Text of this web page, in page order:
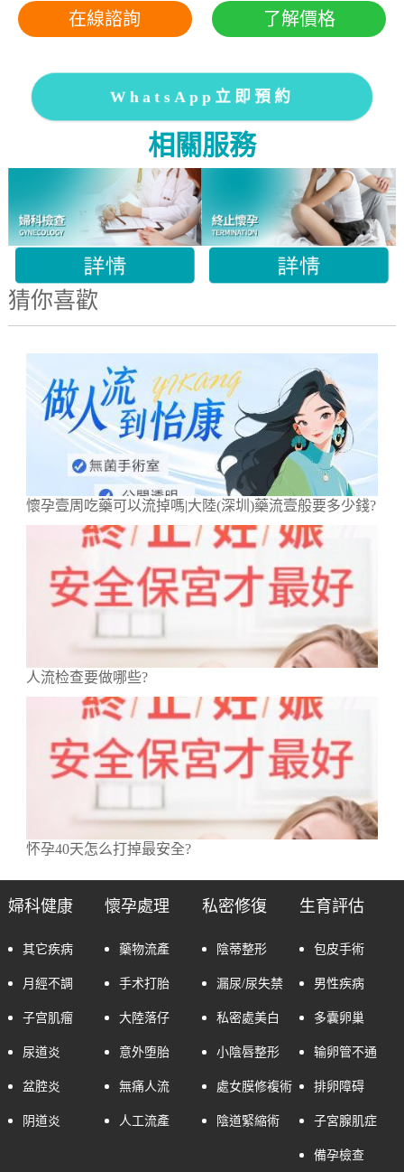
在線諮詢 了解價格
WhatsApp立即預約
相關服務
猜你喜歡
懷孕壹周吃藥可以流掉嗎|大陸(深圳)藥流壹般要多少錢?
人流检查要做哪些?
怀孕40天怎么打掉最安全?
婦科健康
其它疾病
月經不調
子宫肌瘤
尿道炎
盆腔炎
阴道炎
懷孕處理
藥物流產
手术打胎
大陸落仔
意外堕胎
無痛人流
人工流產
私密修復
陰蒂整形
漏尿/尿失禁
私密處美白
小陰唇整形
處女膜修複術
陰道緊縮術
生育評估
包皮手術
男性疾病
多囊卵巢
输卵管不通
排卵障碍
子宮腺肌症
備孕檢查